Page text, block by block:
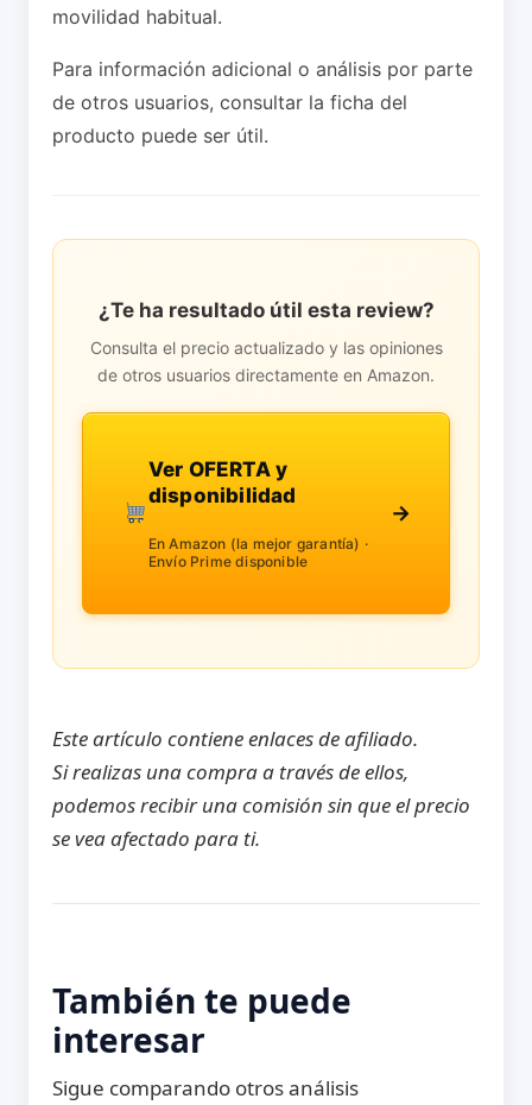
movilidad habitual.
Para información adicional o análisis por parte
de otros usuarios, consultar la ficha del
producto puede ser útil.
¿Te ha resultado útil esta review?
Consulta el precio actualizado y las opiniones
de otros usuarios directamente en Amazon.
Ver OFERTA y
disponibilidad
En Amazon (la mejor garantía) ·
Envío Prime disponible
→
Este artículo contiene enlaces de afiliado.
Si realizas una compra a través de ellos,
podemos recibir una comisión sin que el precio
se vea afectado para ti.
También te puede
interesar
Sigue comparando otros análisis